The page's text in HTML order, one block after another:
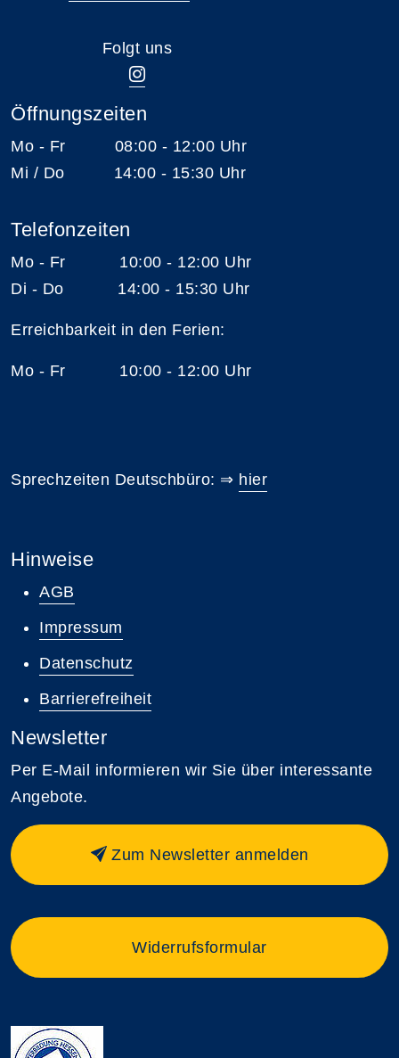
Folgt uns
Öffnungszeiten
Mo - Fr 08:00 - 12:00 Uhr
Mi / Do 14:00 - 15:30 Uhr
Telefonzeiten
Mo - Fr 10:00 - 12:00 Uhr
Di - Do 14:00 - 15:30 Uhr
Erreichbarkeit in den Ferien:
Mo - Fr 10:00 - 12:00 Uhr
Sprechzeiten Deutschbüro: ⇒ hier
Hinweise
AGB
Impressum
Datenschutz
Barrierefreiheit
Newsletter
Per E-Mail informieren wir Sie über interessante
Angebote.
Zum Newsletter anmelden
Widerrufsformular